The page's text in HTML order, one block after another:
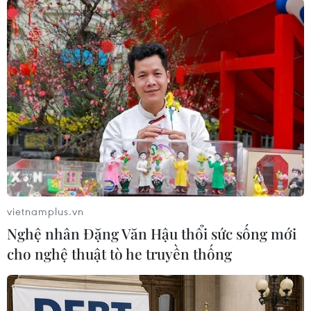
Trong đoạn video, anh nói: "Tất cả những gì
chúng tôi làm giờ sẽ tồn tại mãi mãi, không phải
bởi vì chúng tôi muốn ghi nhớ mà vì chúng ta
không được phép lãng quên". Snowden nói
thêm: "Việc giúp đỡ tạo dựng hệ thống (nghe
lén) đó là điều hối tiếc nhất (của tôi)"./.
(TTXVN/Vietnam+)
vietnamplus.vn
Nghệ nhân Đặng Văn Hậu thổi sức sống mới
cho nghệ thuật tò he truyền thống